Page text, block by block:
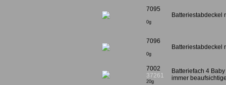
7095
0g
Batteriestabdeckel
7096
0g
Batteriestabdeckel
7002
37261
20g
Batteriefach 4
immer